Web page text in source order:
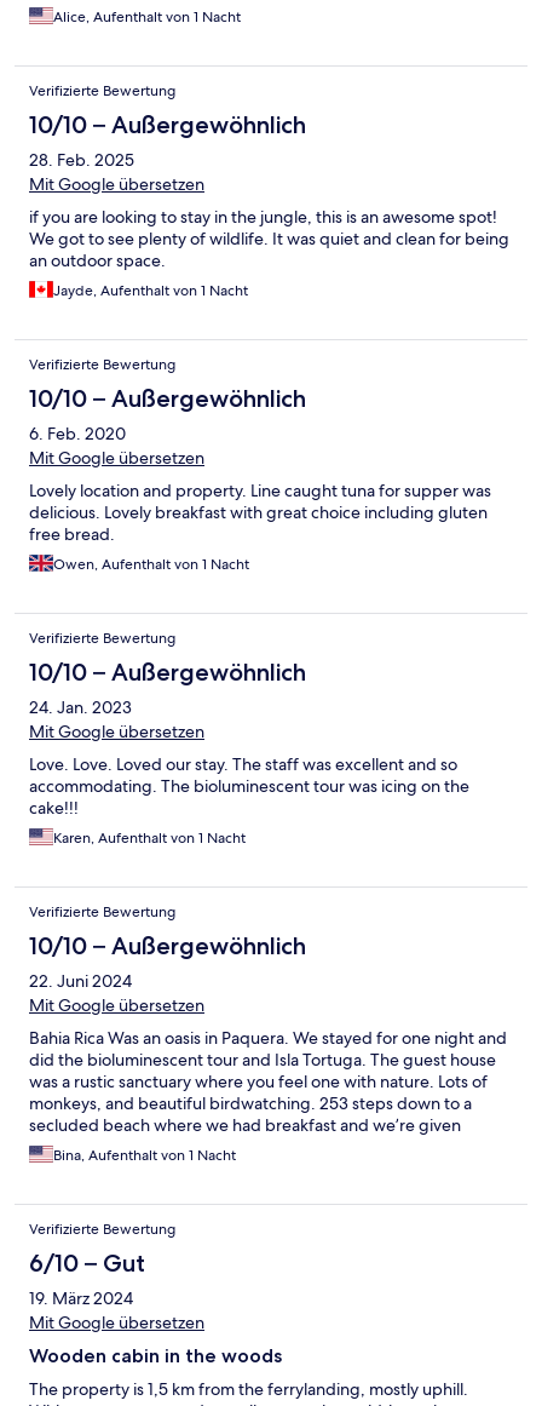
Alice, Aufenthalt von 1 Nacht
Verifizierte Bewertung
10/10 – Außergewöhnlich
28. Feb. 2025
Mit Google übersetzen
if you are looking to stay in the jungle, this is an awesome spot!
We got to see plenty of wildlife. It was quiet and clean for being
an outdoor space.
Jayde, Aufenthalt von 1 Nacht
Verifizierte Bewertung
10/10 – Außergewöhnlich
6. Feb. 2020
Mit Google übersetzen
Lovely location and property. Line caught tuna for supper was
delicious. Lovely breakfast with great choice including gluten
free bread.
Owen, Aufenthalt von 1 Nacht
Verifizierte Bewertung
10/10 – Außergewöhnlich
24. Jan. 2023
Mit Google übersetzen
Love. Love. Loved our stay. The staff was excellent and so
accommodating. The bioluminescent tour was icing on the
cake!!!
Karen, Aufenthalt von 1 Nacht
Verifizierte Bewertung
10/10 – Außergewöhnlich
22. Juni 2024
Mit Google übersetzen
Bahia Rica Was an oasis in Paquera. We stayed for one night and
did the bioluminescent tour and Isla Tortuga. The guest house
was a rustic sanctuary where you feel one with nature. Lots of
monkeys, and beautiful birdwatching. 253 steps down to a
secluded beach where we had breakfast and we’re given
various choices of cuisine. Isla Tortuga was awesome with Juan
as a guide. We saw so many different types of animals, including
chance, book a night or several at Bahia Rica.
Bina, Aufenthalt von 1 Nacht
Verifizierte Bewertung
6/10 – Gut
19. März 2024
Mit Google übersetzen
Wooden cabin in the woods
The property is 1,5 km from the ferrylanding, mostly uphill.